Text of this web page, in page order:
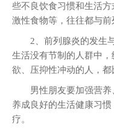
些不良饮食习惯和生活
激性食物等，往往都与前
2、前列腺炎的发生
生活没有节制的人群中
欲、压抑性冲动的人，都
男性朋友要加强营养
养成良好的生活健康习
疗。